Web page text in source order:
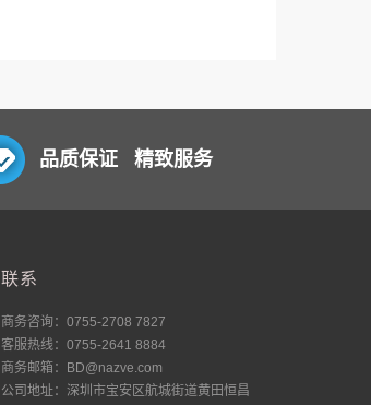
品质保证 精致服务
联系
商务咨询：0755-2708 7827
客服热线：0755-2641 8884
商务邮箱：BD@nazve.com
公司地址：深圳市宝安区航城街道黄田恒昌